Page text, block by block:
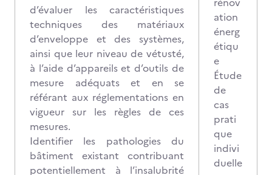
d’évaluer les caractéristiques
techniques des matériaux
d’enveloppe et des systèmes,
ainsi que leur niveau de vétusté,
à l’aide d’appareils et d’outils de
mesure adéquats et en se
référant aux réglementations en
vigueur sur les règles de ces
mesures.
Identifier les pathologies du
bâtiment existant contribuant
potentiellement à l’insalubrité
ation
énerg
étiqu
e
Étude
de
cas
prati
que
indivi
duelle